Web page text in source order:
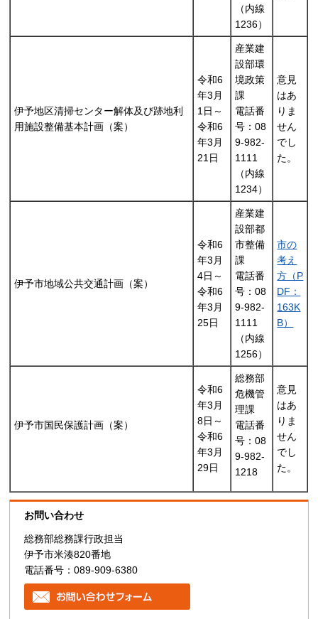
（内線
1236）
伊予地区清掃センター解体及び跡地利
用施設整備基本計画（案）
令和6
年3月
1日～
令和6
年3月
21日
産業建
設部環
境政策
課
電話番
号：08
9-982-
1111
（内線
1234）
意見
はあ
りま
せん
でし
た。
伊予市地域公共交通計画（案）
令和6
年3月
4日～
令和6
年3月
25日
産業建
設部都
市整備
課
電話番
号：08
9-982-
1111
（内線
1256）
市の
考え
方（P
DF：
163K
B）
伊予市国民保護計画（案）
令和6
年3月
8日～
令和6
年3月
29日
総務部
危機管
理課
電話番
号：08
9-982-
1218
意見
はあ
りま
せん
でし
た。
お問い合わせ
総務部総務課行政担当
伊予市米湊820番地
電話番号：089-909-6380